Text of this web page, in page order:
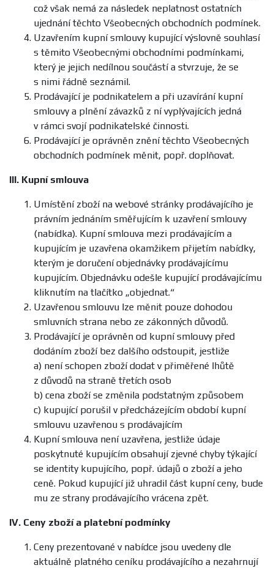
což však nemá za následek neplatnost ostatních
ujednání těchto Všeobecných obchodních podmínek.
Uzavřením kupní smlouvy kupující výslovně souhlasí
s těmito Všeobecnými obchodními podmínkami,
který je jejich nedílnou součástí a stvrzuje, že se
s nimi řádně seznámil.
Prodávající je podnikatelem a při uzavírání kupní
smlouvy a plnění závazků z ní vyplývajících jedná
v rámci svojí podnikatelské činnosti.
Prodávající je oprávněn znění těchto Všeobecných
obchodních podmínek měnit, popř. doplňovat.
III. Kupní smlouva
Umístění zboží na webové stránky prodávajícího je
právním jednáním směřujícím k uzavření smlouvy
(nabídka). Kupní smlouva mezi prodávajícím a
kupujícím je uzavřena okamžikem přijetím nabídky,
kterým je doručení objednávky prodávajícímu
kupujícím. Objednávku odešle kupující prodávajícímu
kliknutím na tlačítko „objednat.“
Uzavřenou smlouvu lze měnit pouze dohodou
smluvních strana nebo ze zákonných důvodů.
Prodávající je oprávněn od kupní smlouvy před
dodáním zboží bez dalšího odstoupit, jestliže
a) není schopen zboží dodat v přiměřené lhůtě
z důvodů na straně třetích osob
b) cena zboží se změnila podstatným způsobem
c) kupující porušil v předcházejícím období kupní
smlouvu uzavřenou s prodávajícím
Kupní smlouva není uzavřena, jestliže údaje
poskytnuté kupujícím obsahují zjevné chyby týkající
se identity kupujícího, popř. údajů o zboží a jeho
ceně. Pokud kupující již uhradil část kupní ceny, bude
mu ze strany prodávajícího vrácena zpět.
IV. Ceny zboží a platební podmínky
Ceny prezentované v nabídce jsou uvedeny dle
aktuálně platného ceníku prodávajícího a nezahrnují